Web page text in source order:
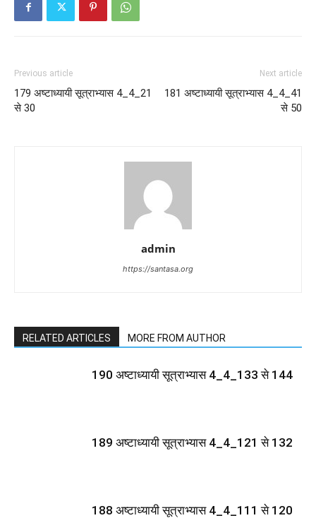
Previous article
179 अष्टाध्यायी सूत्राभ्यास 4_4_21
से 30
Next article
181 अष्टाध्यायी सूत्राभ्यास 4_4_41
से 50
admin
https://santasa.org
RELATED ARTICLES MORE FROM AUTHOR
190 अष्टाध्यायी सूत्राभ्यास 4_4_133 से 144
189 अष्टाध्यायी सूत्राभ्यास 4_4_121 से 132
188 अष्टाध्यायी सूत्राभ्यास 4_4_111 से 120